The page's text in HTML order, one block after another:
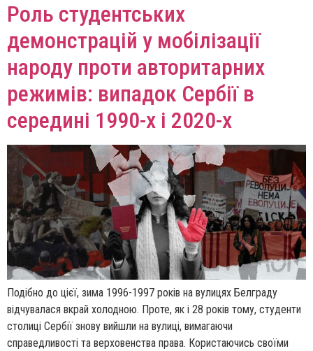
Роль студентських
демонстрацій у мобілізації
народу проти авторитарних
режимів: випадок Сербії в
середині 1990-х і 2020-х
Подібно до цієї, зима 1996-1997 років на вулицях Белграду
відчувалася вкрай холодною. Проте, як і 28 років тому, студенти
столиці Сербії знову вийшли на вулиці, вимагаючи
справедливості та верховенства права. Користаючись своїми